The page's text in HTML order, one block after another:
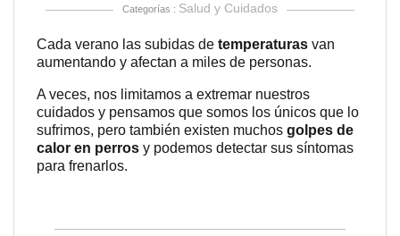
Categorías : Salud y Cuidados
Cada verano las subidas de temperaturas van
aumentando y afectan a miles de personas.
A veces, nos limitamos a extremar nuestros
cuidados y pensamos que somos los únicos que lo
sufrimos, pero también existen muchos golpes de
calor en perros y podemos detectar sus síntomas
para frenarlos.